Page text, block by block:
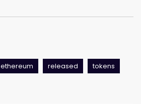
ethereum released tokens